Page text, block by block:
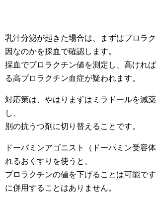
乳汁分泌が起きた場合は、まずはプロラ
因なのかを採血で確認します。
採血でプロラクチン値を測定し、高けれ
る高プロラクチン血症が疑われます。
対応策は、やはりまずはミラドールを減
し、
別の抗うつ剤に切り替えることです。
ドーパミンアゴニスト（ドーパミン受容
れるおくすりを使うと、
プロラクチンの値を下げることは可能で
に併用することはありません。